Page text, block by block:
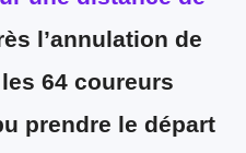
l’annulation de
les 64 coureurs
prendre le départ